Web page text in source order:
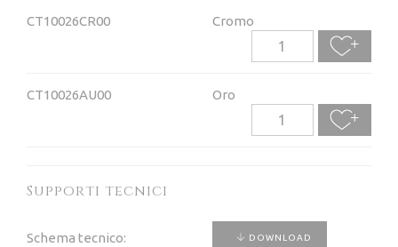
CT10026CR00 Cromo
CT10026AU00 Oro
Supporti tecnici
Schema tecnico: DOWNLOAD